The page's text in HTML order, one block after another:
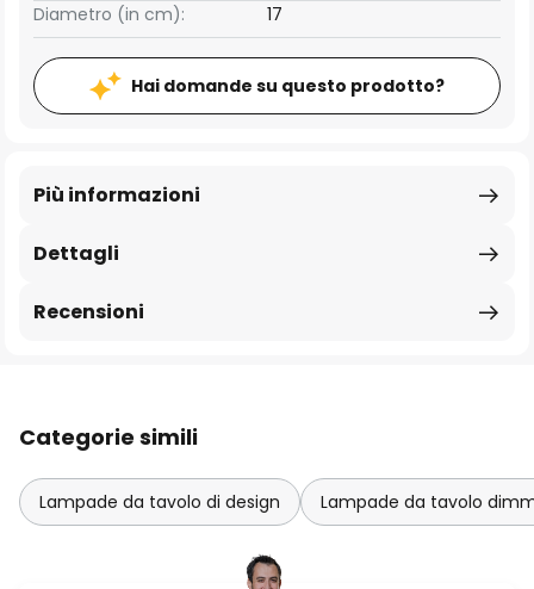
Diametro (in cm):
17
Hai domande su questo prodotto?
Dettagli
Più informazioni
Recensioni
Categorie simili
Lampade da tavolo di design Lampade da tavolo